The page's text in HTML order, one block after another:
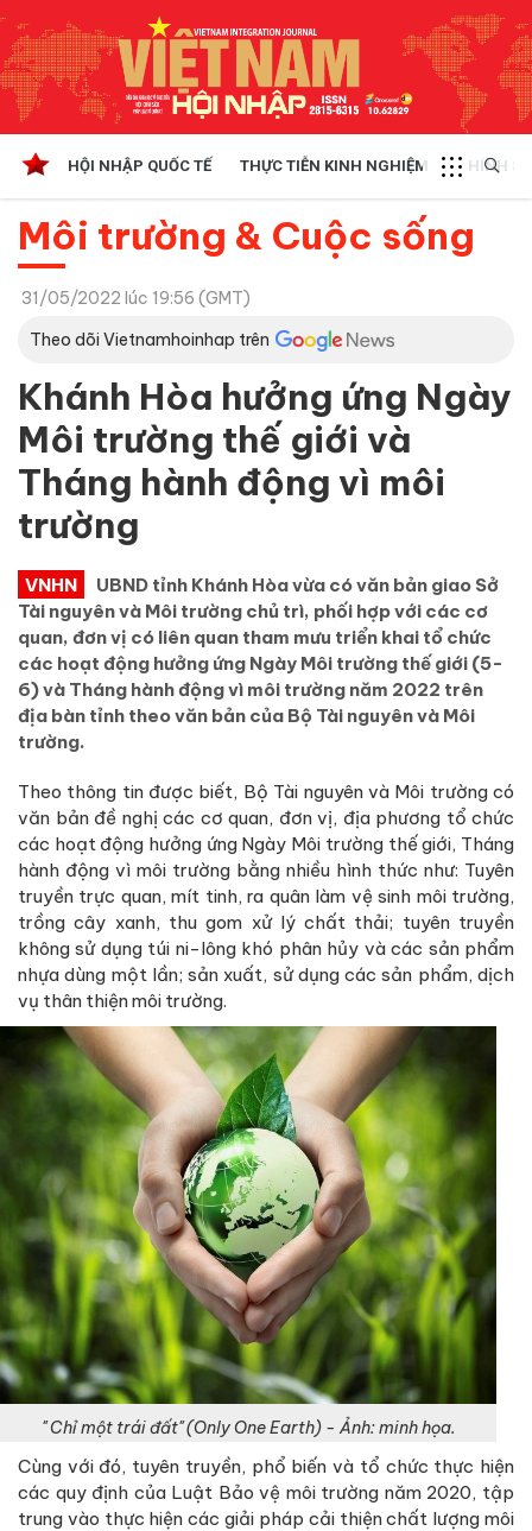
HỘI NHẬP QUỐC TẾ THỰC TIỄN KINH NGHIỆM CHÍNH
Môi trường & Cuộc sống
31/05/2022 lúc 19:56 (GMT)
Theo dõi Vietnamhoinhap trên
Khánh Hòa hưởng ứng Ngày
Môi trường thế giới và
Tháng hành động vì môi
trường
VNHN
UBND tỉnh Khánh Hòa vừa có văn bản giao Sở
Tài nguyên và Môi trường chủ trì, phối hợp với các cơ
quan, đơn vị có liên quan tham mưu triển khai tổ chức
các hoạt động hưởng ứng Ngày Môi trường thế giới (5-
6) và Tháng hành động vì môi trường năm 2022 trên
địa bàn tỉnh theo văn bản của Bộ Tài nguyên và Môi
trường.
Theo thông tin được biết, Bộ Tài nguyên và Môi trường có
văn bản đề nghị các cơ quan, đơn vị, địa phương tổ chức
các hoạt động hưởng ứng Ngày Môi trường thế giới, Tháng
hành động vì môi trường bằng nhiều hình thức như: Tuyên
truyền trực quan, mít tinh, ra quân làm vệ sinh môi trường,
trồng cây xanh, thu gom xử lý chất thải; tuyên truyền
không sử dụng túi ni-lông khó phân hủy và các sản phẩm
nhựa dùng một lần; sản xuất, sử dụng các sản phẩm, dịch
vụ thân thiện môi trường.
" Chỉ một trái đất" (Only One Earth) - Ảnh: minh họa.
Cùng với đó, tuyên truyền, phổ biến và tổ chức thực hiện
các quy định của Luật Bảo vệ môi trường năm 2020, tập
trung vào thực hiện các giải pháp cải thiện chất lượng môi